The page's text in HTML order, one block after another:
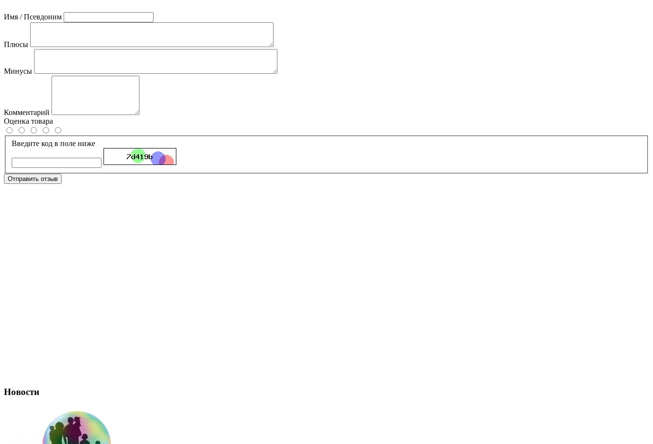
Имя / Псевдоним
Плюсы
Минусы
Комментарий
Оценка товара
Введите код в поле ниже
Отправить отзыв
Новости